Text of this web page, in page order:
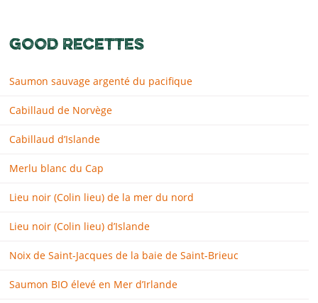
GOOD RECETTES
Saumon sauvage argenté du pacifique
Cabillaud de Norvège
Cabillaud d’Islande
Merlu blanc du Cap
Lieu noir (Colin lieu) de la mer du nord
Lieu noir (Colin lieu) d’Islande
Noix de Saint-Jacques de la baie de Saint-Brieuc
Saumon BIO élevé en Mer d’Irlande